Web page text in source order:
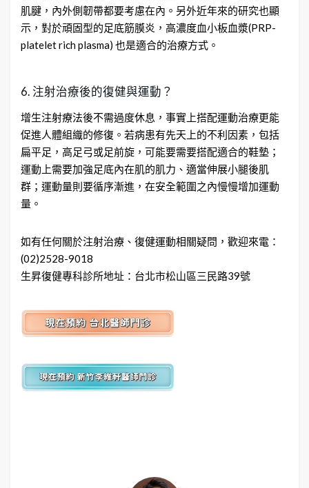
肌腱，內外側韌帶都要考慮在內。另外近年來的研究也顯
示，對於頑固型的足底筋膜炎，高濃度血小板血漿(PRP-
platelet rich plasma) 也是適合的治療方式。
6. 注射治療後的復健與運動？
增生注射療法後不需過度休息，事實上搭配運動治療更能
促進人體組織的修復。若病患有先天上的不利因素，包括
扁平足，高足弓或足前旋，可能要需要搭配適合的鞋墊；
運動上需要加強足底內在肌的肌力、適當伸展小腿後肌
群；運動量則要循序漸進，在安全範圍之內慢慢增加運動
量。
如有任何關於注射治療、復健運動相關疑問，歡迎來電：
(02)2528-9018
生昇復健專科診所地址：台北市松山區三民路39號